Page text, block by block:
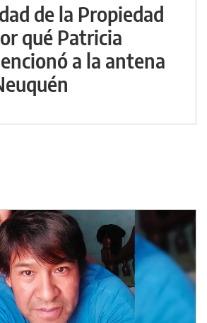
de la Propiedad
qué Patricia
a la antena